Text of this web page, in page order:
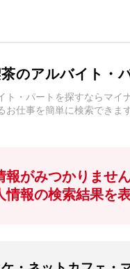
のアルバイト・
・パートを探すならマ
仕事を簡単に検索でき
がみつかりません
報の検索結果を表